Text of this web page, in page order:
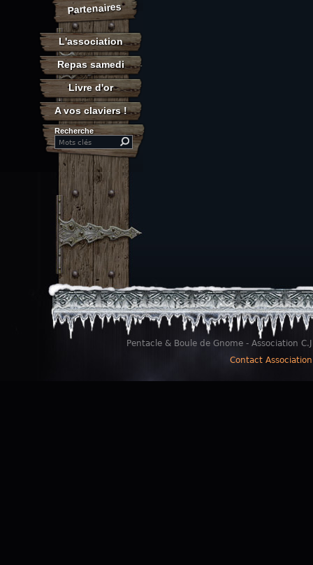
Partenaires
L'association
Repas samedi
Livre d'or
A vos claviers !
Recherche
Search this site
Pentacle & Boule de Gnome - Association
Contact Association